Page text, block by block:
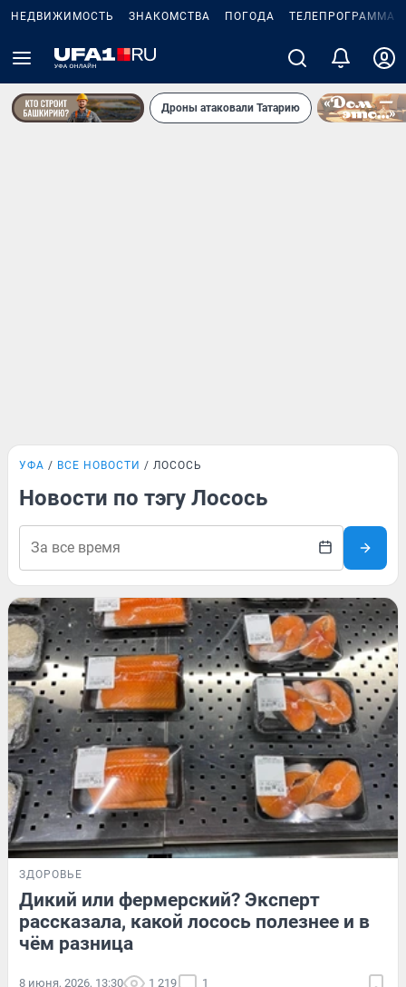
НЕДВИЖИМОСТЬ ЗНАКОМСТВА ПОГОДА ТЕЛЕПРОГРАММА
Дроны атаковали Татарию
УФА ВСЕ НОВОСТИ ЛОСОСЬ
Новости по тэгу Лосось
ЗДОРОВЬЕ
Дикий или фермерский? Эксперт
рассказала, какой лосось полезнее и в
чём разница
8 июня, 2026, 13:30 1 219 1